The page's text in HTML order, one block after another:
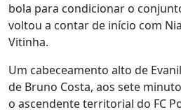
bola para condicionar o
voltou a contar de início com
Vitinha.
Um cabeceamento alto de
de Bruno Costa, aos sete
o ascendente territorial do FC